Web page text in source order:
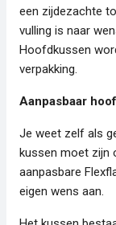
een zijdezachte
vulling is naar
Hoofdkussen
verpakking.
Aanpasbaar
Je weet zelf als
kussen moet zijn
aanpasbare
eigen wens aan.